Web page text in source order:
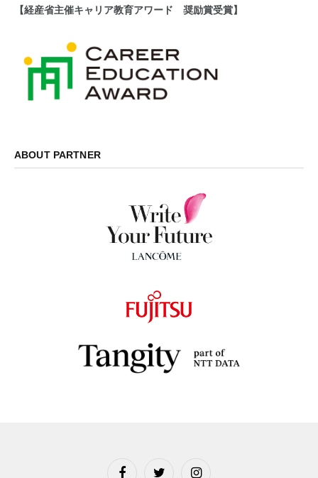
【経産省主催キャリア教育アワード 奨励賞受賞】
ABOUT PARTNER